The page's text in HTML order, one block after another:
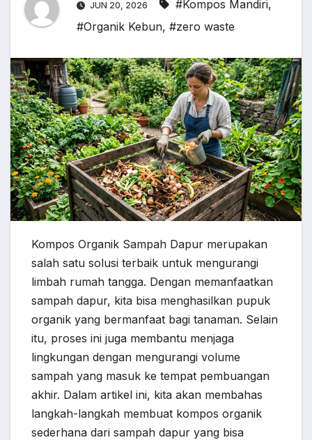
JUN 20, 2026 #Kompos Mandiri,
#Organik Kebun, #zero waste
Kompos Organik Sampah Dapur merupakan
salah satu solusi terbaik untuk mengurangi
limbah rumah tangga. Dengan memanfaatkan
sampah dapur, kita bisa menghasilkan pupuk
organik yang bermanfaat bagi tanaman. Selain
itu, proses ini juga membantu menjaga
lingkungan dengan mengurangi volume
sampah yang masuk ke tempat pembuangan
akhir. Dalam artikel ini, kita akan membahas
langkah-langkah membuat kompos organik
sederhana dari sampah dapur yang bisa